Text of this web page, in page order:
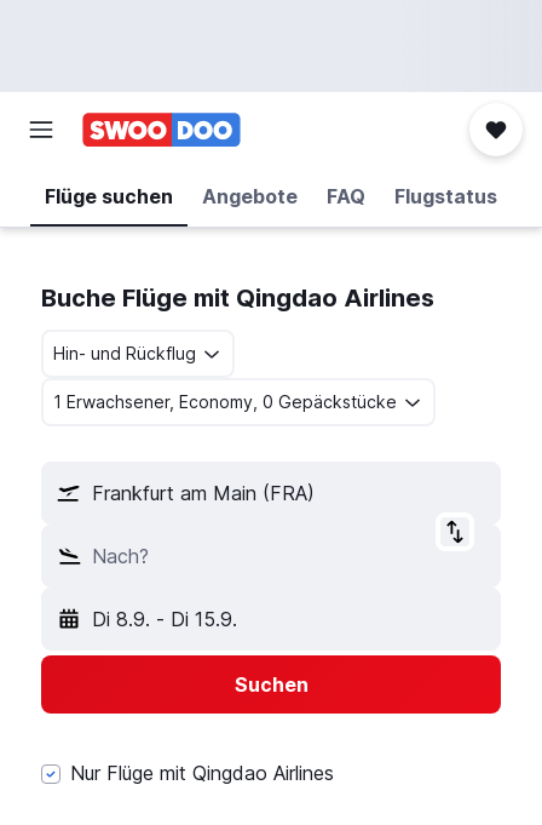
Flüge suchen Angebote FAQ Flugstatus
Buche Flüge mit Qingdao Airlines
Hin- und Rückflug
1 Erwachsener, Economy, 0 Gepäckstücke
Frankfurt am Main (FRA)
Nach?
Di 8.9. - Di 15.9.
Suchen
Nur Flüge mit Qingdao Airlines